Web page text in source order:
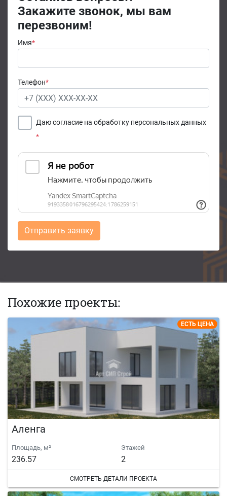
Закажите звонок, мы вам
перезвоним!
Имя*
Телефон*
Даю согласие на обработку персональных данных
*
Отправить заявку
Похожие проекты:
ЕСТЬ ЦЕНА
Аленга
Площадь, м²
236.57
Этажей
2
СМОТРЕТЬ ДЕТАЛИ ПРОЕКТА